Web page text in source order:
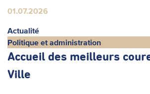
01.07.2026
Actualité
Politique et administration
Accueil des meilleurs
Ville